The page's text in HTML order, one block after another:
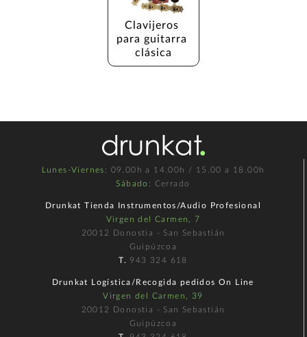
Clavijeros
para guitarra
clásica
Lunes-Viernes : 09.00h a 14.00h / 15.00 a 18.00h
Sábado : Cerrado
Drunkat Tienda Instrumentos/Audio Profesional
Virgen del Carmen, 7
20012 Donostia - San Sebastián
Guipúzcoa
T. 943 324 618
Drunkat Logística/Recogida pedidos On Line
Virgen del Carmen, 39
20012 Donostia - San Sebastián
Guipúzcoa